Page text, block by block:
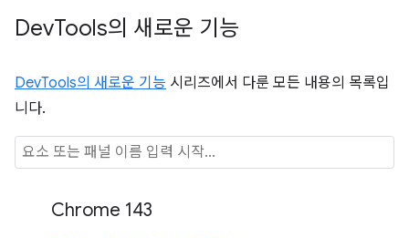
DevTools의 새로운 기능
DevTools의 새로운 기능 시리즈에서 다룬 모든 내용의 목록입
니다.
Chrome 143